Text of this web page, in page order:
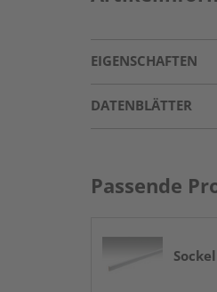
EIGENSCHAFTEN
DATENBLÄTTER
Passende